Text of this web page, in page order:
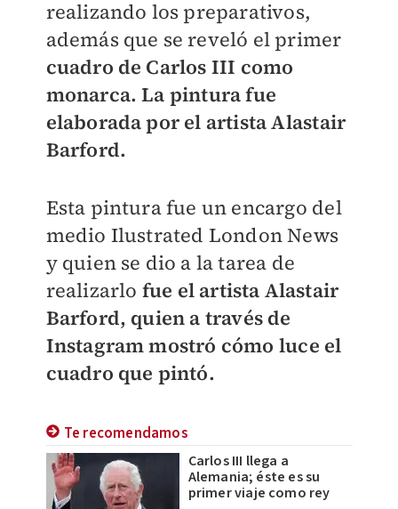
realizando los preparativos,
además que se reveló el primer
cuadro de Carlos III como
monarca. La pintura fue
elaborada por el artista Alastair
Barford.
Esta pintura fue un encargo del
medio Ilustrated London News
y quien se dio a la tarea de
realizarlo fue el artista Alastair
Barford, quien a través de
Instagram mostró cómo luce el
cuadro que pintó.
Te recomendamos
Carlos III llega a
Alemania; éste es su
primer viaje como rey